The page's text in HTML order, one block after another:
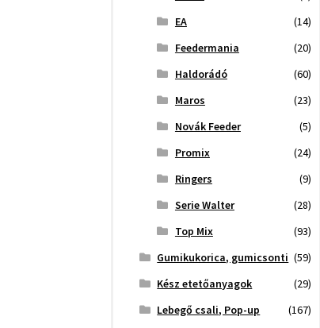
EA
(14)
Feedermania
(20)
Haldorádó
(60)
Maros
(23)
Novák Feeder
(5)
Promix
(24)
Ringers
(9)
Serie Walter
(28)
Top Mix
(93)
Gumikukorica, gumicsonti (59)
Kész etetőanyagok
(29)
Lebegő csali, Pop-up
(167)